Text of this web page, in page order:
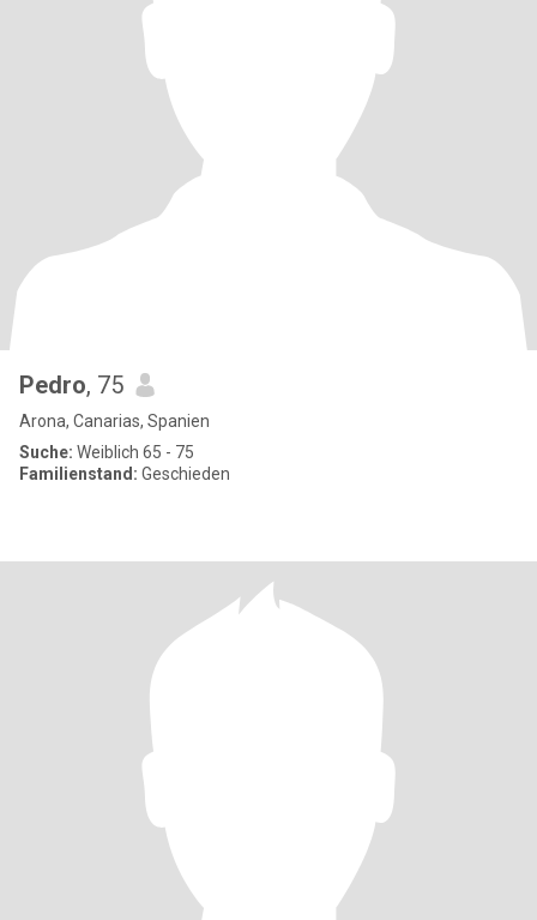
Pedro, 75
Arona, Canarias, Spanien
Suche: Weiblich 65 - 75
Familienstand: Geschieden